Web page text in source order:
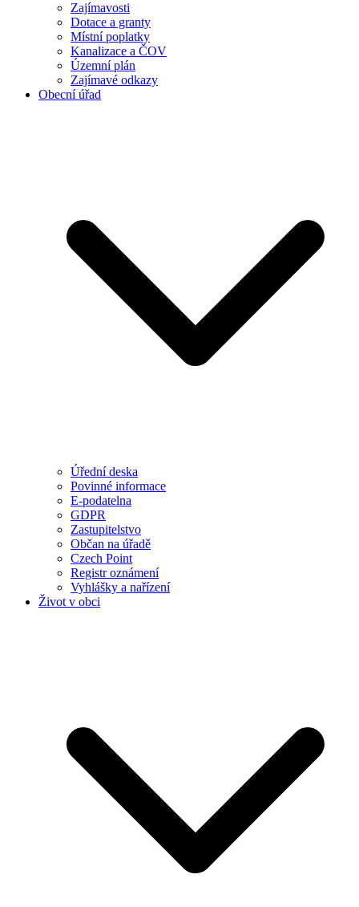
Zajímavosti
Dotace a granty
Místní poplatky
Kanalizace a ČOV
Územní plán
Zajímavé odkazy
Obecní úřad
Úřední deska
Povinné informace
E-podatelna
GDPR
Zastupitelstvo
Občan na úřadě
Czech Point
Registr oznámení
Vyhlášky a nařízení
Život v obci